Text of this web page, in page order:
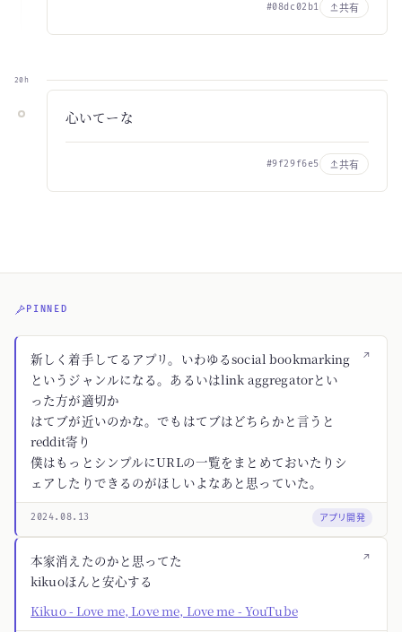
#08dc02b1 共有
20h
心いてーな
#9f29f6e5 共有
PINNED
↗
新しく着手してるアプリ。いわゆるsocial bookmarking
というジャンルになる。あるいはlink aggregatorとい
った方が適切か
はてブが近いのかな。でもはてブはどちらかと言うと
reddit寄り
僕はもっとシンプルにURLの一覧をまとめておいたりシ
ェアしたりできるのがほしいよなあと思っていた。
2024.08.13 アプリ開発
↗
本家消えたのかと思ってた
kikuoほんと安心する
Kikuo - Love me, Love me, Love me - YouTube